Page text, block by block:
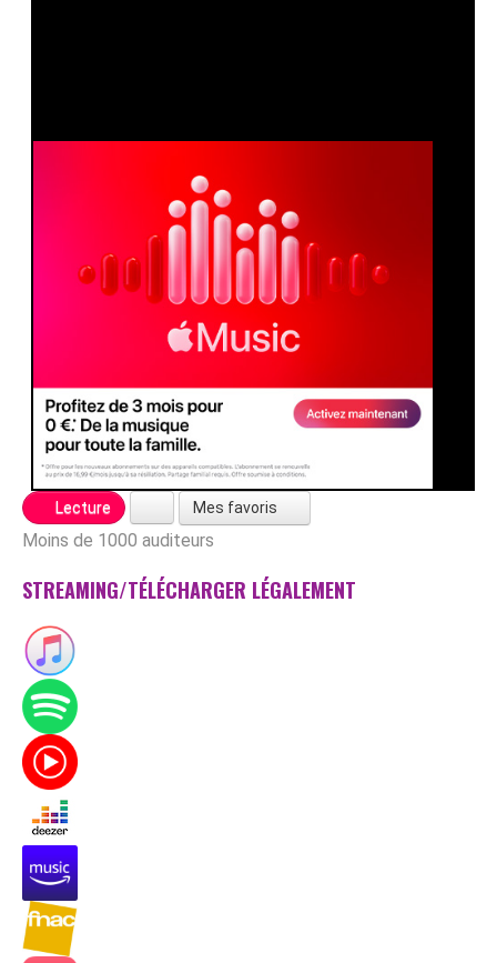
Lecture Mes favoris
Moins de 1000 auditeurs
STREAMING/TÉLÉCHARGER LÉGALEMENT